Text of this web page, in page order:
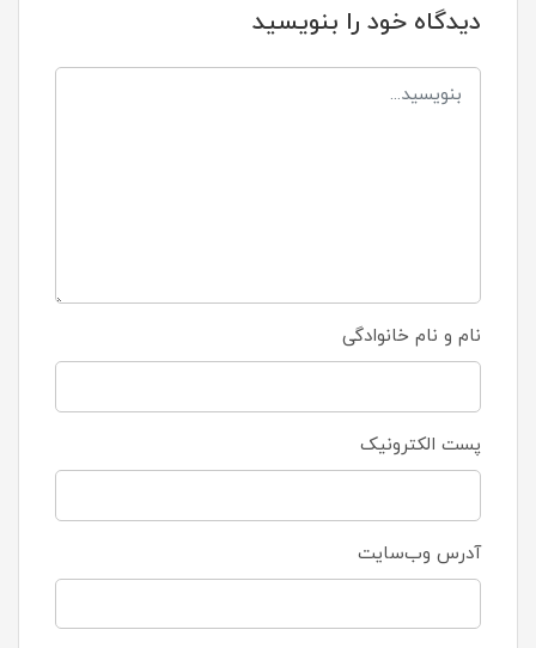
دیدگاه خود را بنویسید
نام و نام خانوادگی
پست الکترونیک
آدرس وب‌سایت